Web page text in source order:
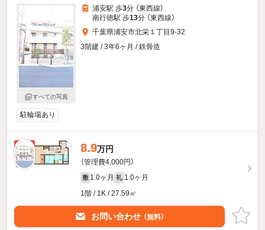
すべての写真
浦安駅 歩3分 （東西線）
南行徳駅 歩13分 （東西線）
千葉県浦安市北栄１丁目9-32
3階建 / 3年6ヶ月 / 鉄骨造
駐輪場あり
新着 8.9万円
（管理費4,000円）
敷 1.0ヶ月 礼 1.0ヶ月
1階 / 1K / 27.59㎡
お問い合わせ （無料）